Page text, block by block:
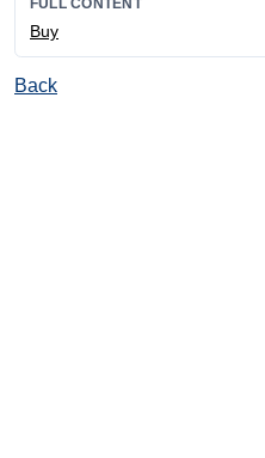
Buy
Back